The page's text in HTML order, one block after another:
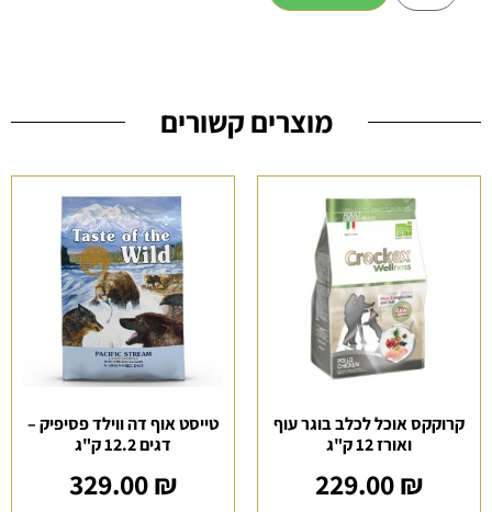
מוצרים קשורים
קרוקקס אוכל לכלב בוגר עוף
ואורז 12 ק"ג
229.00₪
טייסט אוף דה ווילד פסיפיק –
דגים 12.2 ק"ג
329.00₪